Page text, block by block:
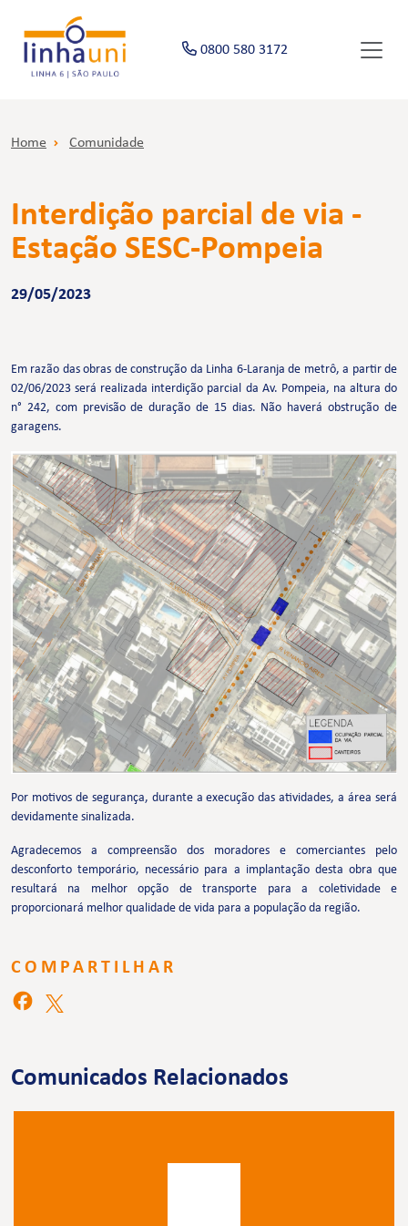
0800 580 3172
Home Comunidade
Interdição parcial de via -
Estação SESC-Pompeia
29/05/2023
Em razão das obras de construção da Linha 6-Laranja de metrô, a partir de
02/06/2023 será realizada interdição parcial da Av. Pompeia, na altura do
n° 242, com previsão de duração de 15 dias. Não haverá obstrução de
garagens.
Por motivos de segurança, durante a execução das atividades, a área será
devidamente sinalizada.
Agradecemos a compreensão dos moradores e comerciantes pelo
desconforto temporário, necessário para a implantação desta obra que
resultará na melhor opção de transporte para a coletividade e
proporcionará melhor qualidade de vida para a população da região.
COMPARTILHAR
Comunicados Relacionados